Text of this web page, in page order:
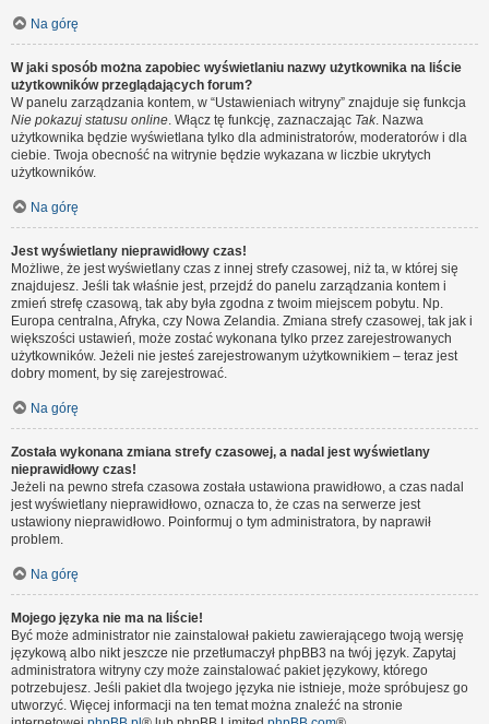
Na górę
W jaki sposób można zapobiec wyświetlaniu nazwy użytkownika na liście
użytkowników przeglądających forum?
W panelu zarządzania kontem, w “Ustawieniach witryny” znajduje się funkcja
Nie pokazuj statusu online. Włącz tę funkcję, zaznaczając Tak. Nazwa
użytkownika będzie wyświetlana tylko dla administratorów, moderatorów i dla
ciebie. Twoja obecność na witrynie będzie wykazana w liczbie ukrytych
użytkowników.
Na górę
Jest wyświetlany nieprawidłowy czas!
Możliwe, że jest wyświetlany czas z innej strefy czasowej, niż ta, w której się
znajdujesz. Jeśli tak właśnie jest, przejdź do panelu zarządzania kontem i
zmień strefę czasową, tak aby była zgodna z twoim miejscem pobytu. Np.
Europa centralna, Afryka, czy Nowa Zelandia. Zmiana strefy czasowej, tak jak i
większości ustawień, może zostać wykonana tylko przez zarejestrowanych
użytkowników. Jeżeli nie jesteś zarejestrowanym użytkownikiem – teraz jest
dobry moment, by się zarejestrować.
Na górę
Została wykonana zmiana strefy czasowej, a nadal jest wyświetlany
nieprawidłowy czas!
Jeżeli na pewno strefa czasowa została ustawiona prawidłowo, a czas nadal
jest wyświetlany nieprawidłowo, oznacza to, że czas na serwerze jest
ustawiony nieprawidłowo. Poinformuj o tym administratora, by naprawił
problem.
Na górę
Mojego języka nie ma na liście!
Być może administrator nie zainstalował pakietu zawierającego twoją wersję
językową albo nikt jeszcze nie przetłumaczył phpBB3 na twój język. Zapytaj
administratora witryny czy może zainstalować pakiet językowy, którego
potrzebujesz. Jeśli pakiet dla twojego języka nie istnieje, może spróbujesz go
utworzyć. Więcej informacji na ten temat można znaleźć na stronie